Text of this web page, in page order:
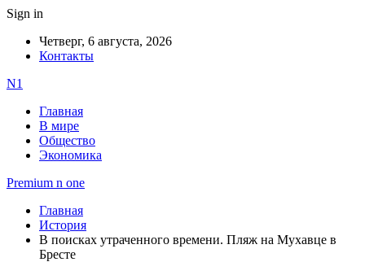
Sign in
Четверг, 6 августа, 2026
Контакты
N1
Главная
В мире
Общество
Экономика
Premium n one
Главная
История
В поисках утраченного времени. Пляж на Мухавце в
Бресте